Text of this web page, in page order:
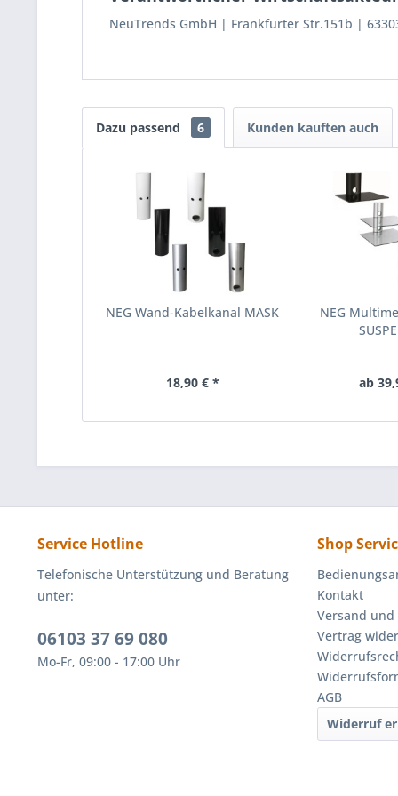
NeuTrends GmbH Frankfurter Str.151b
Dazu passend 6 Kunden kauften auch
NEG Wand-Kabelkanal MASK
18,90 € *
NEG
ab
Service Hotline
Telefonische Unterstützung und Beratung
unter:
06103 37 69 080
Mo-Fr, 09:00 - 17:00 Uhr
Shop
Kontakt
Versand
Vertrag
AGB
Widerruf